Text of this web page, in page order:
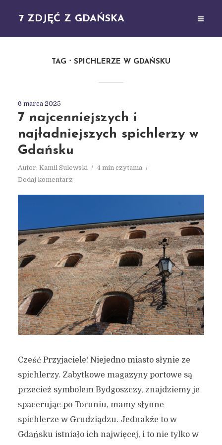
7 ZDJĘĆ Z GDAŃSKA
TAG SPICHLERZE W GDAŃSKU
6 marca 2025
7 najcenniejszych i
najładniejszych spichlerzy w
Gdańsku
Autor: Kamil Sulewski
4 min czytania
Dodaj komentarz
Cześć Przyjaciele! Niejedno miasto słynie ze
spichlerzy. Zabytkowe magazyny portowe są
przecież symbolem Bydgoszczy, znajdziemy je
spacerując po Toruniu, mamy słynne
spichlerze w Grudziądzu. Jednakże to w
Gdańsku istniało ich najwięcej, i to nie tylko w